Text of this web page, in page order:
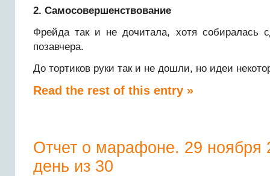
2. Самосовершенствование
Фрейда так и не дочитала, хотя собиралась
позавчера.
До тортиков руки так и не дошли, но идеи
Read the rest of this entry »
Отчет о марафоне. 29
день из 30